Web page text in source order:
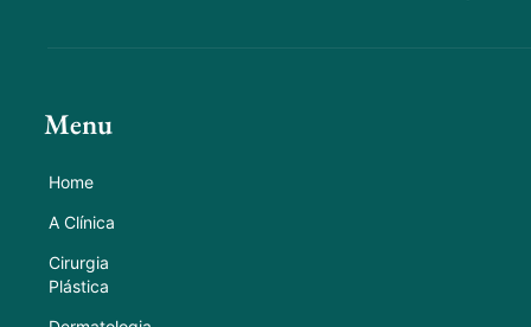
Menu
Home
A Clínica
Cirurgia
Plástica